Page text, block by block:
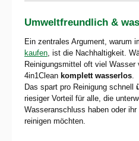
Umweltfreundlich &
Ein zentrales Argument, warum
kaufen, ist die Nachhaltigkeit.
Reinigungsmittel oft viel Wasser
4in1Clean komplett wasserlos.
Das spart pro Reinigung schnell
riesiger Vorteil für alle, die
Wasseranschluss haben oder
reinigen möchten.